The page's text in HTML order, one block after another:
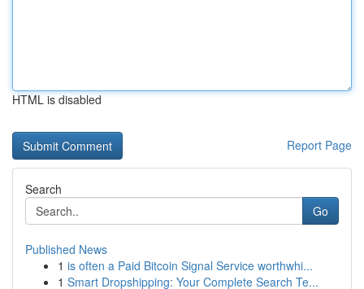
HTML is disabled
Report Page
Search
Go
Published News
1 is often a Paid Bitcoin Signal Service worthwhi...
1 Smart Dropshipping: Your Complete Search Te...